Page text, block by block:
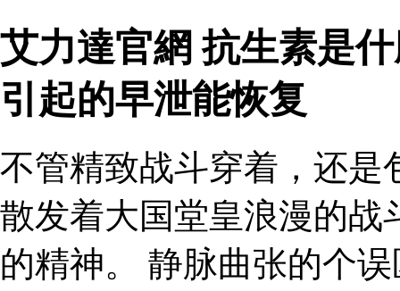
艾力達官網 抗生素是
引起的早泄能恢复
不管精致战斗穿着，还是
散发着大国堂皇浪漫的战
的精神。 静脉曲张的个